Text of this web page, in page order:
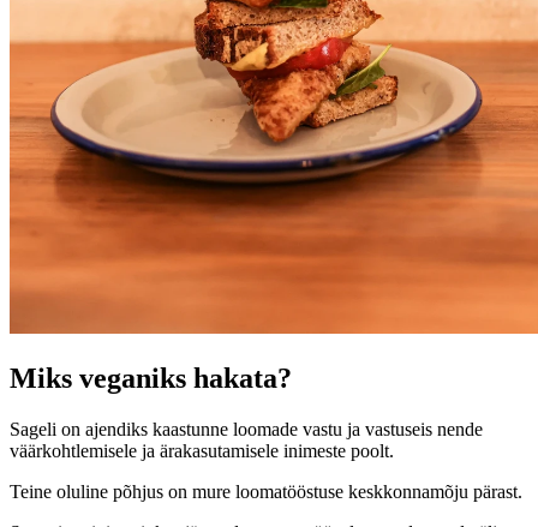
Miks veganiks hakata?
Sageli on ajendiks kaastunne loomade vastu ja vastuseis nende
väärkohtlemisele ja ärakasutamisele inimeste poolt.
Teine oluline põhjus on mure loomatööstuse keskkonnamõju pärast.